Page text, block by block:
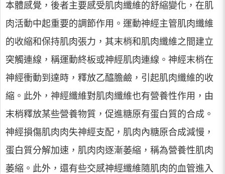
本體感覺，後者主要感受肌肉纖維的舒縮變化，在肌
肉活動中起重要的調節作用。運動神經主管肌肉纖維
的收縮和保持肌肉張力，其末梢和肌肉纖維之間建立
突觸連線，稱運動終板或神經肌肉連線。神經末梢在
神經衝動到達時，釋放乙醯膽鹼，引起肌肉纖維的收
縮。此外，神經纖維對肌肉纖維也有營養性作用，由
末梢釋放某些營養物質，促進糖原有蛋白質的合成。
神經損傷肌肉肉失神經支配，肌肉內糖原合成減慢，
蛋白質分解加速，肌肉肉逐漸萎縮，稱為營養性肌肉
萎縮。此外，還有些交感神經纖維隨肌肉的血管進入